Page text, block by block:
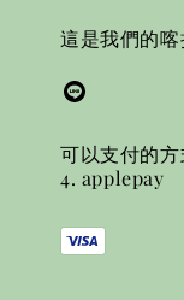
這是我們的
可以支付的
4. applepay